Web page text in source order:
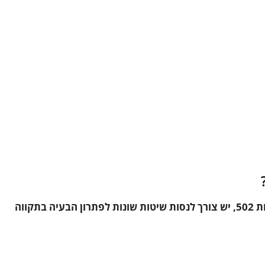
בין אם אתה בעל אתר או מבקר, כדי למצוא תיקון לשגיאות 502, יש צורך לנסות שיטות שונות לפתרון הבעיה בתקווה